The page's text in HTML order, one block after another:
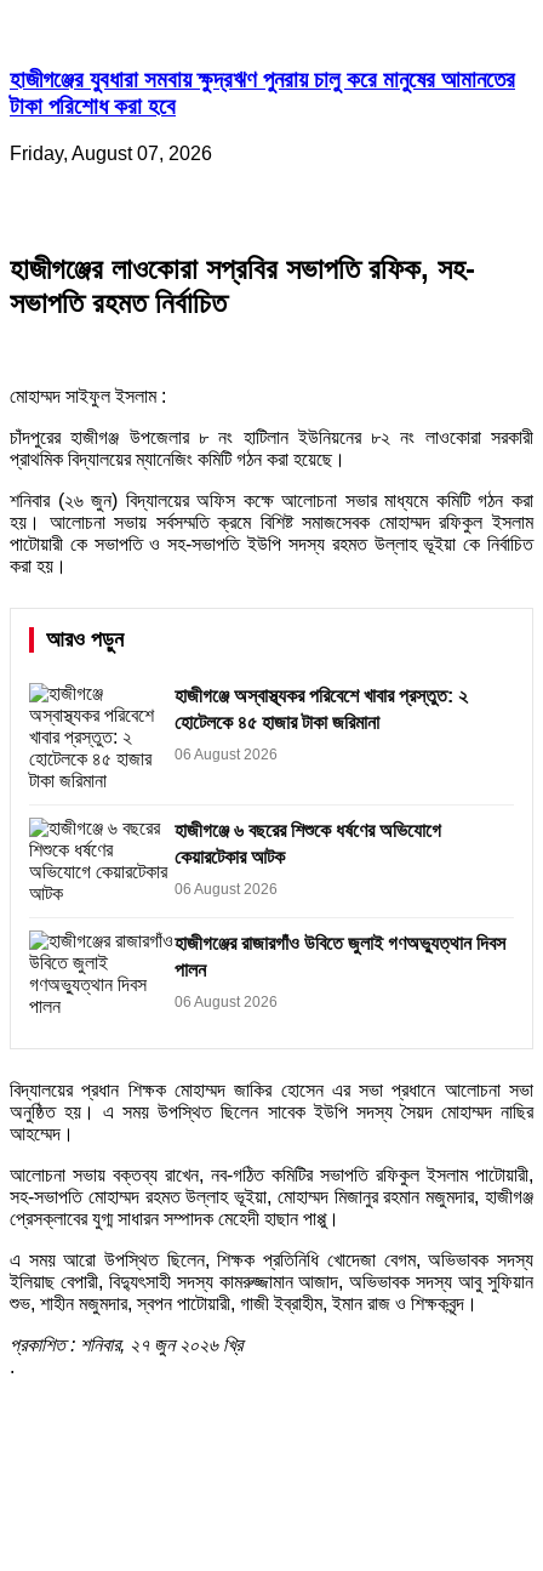
হাজীগঞ্জের যুবধারা সমবায় ক্ষুদ্রঋণ পুনরায় চালু করে মানুষের আমানতের
টাকা পরিশোধ করা হবে
Friday, August 07, 2026
হাজীগঞ্জের লাওকোরা সপ্রবির সভাপতি রফিক, সহ-
সভাপতি রহমত নির্বাচিত
মোহাম্মদ সাইফুল ইসলাম :
চাঁদপুরের হাজীগঞ্জ উপজেলার ৮ নং হাটিলান ইউনিয়নের ৮২ নং লাওকোরা সরকারী
প্রাথমিক বিদ্যালয়ের ম্যানেজিং কমিটি গঠন করা হয়েছে।
শনিবার (২৬ জুন) বিদ্যালয়ের অফিস কক্ষে আলোচনা সভার মাধ্যমে কমিটি গঠন করা
হয়। আলোচনা সভায় সর্বসম্মতি ক্রমে বিশিষ্ট সমাজসেবক মোহাম্মদ রফিকুল ইসলাম
পাটোয়ারী কে সভাপতি ও সহ-সভাপতি ইউপি সদস্য রহমত উল্লাহ ভূইয়া কে নির্বাচিত
করা হয়।
আরও পড়ুন
হাজীগঞ্জে অস্বাস্থ্যকর পরিবেশে খাবার প্রস্তুত: ২
হোটেলকে ৪৫ হাজার টাকা জরিমানা
06 August 2026
হাজীগঞ্জে ৬ বছরের শিশুকে ধর্ষণের অভিযোগে
কেয়ারটেকার আটক
06 August 2026
হাজীগঞ্জের রাজারগাঁও উবিতে জুলাই গণঅভ্যুত্থান দিবস
পালন
06 August 2026
বিদ্যালয়ের প্রধান শিক্ষক মোহাম্মদ জাকির হোসেন এর সভা প্রধানে আলোচনা সভা
অনুষ্ঠিত হয়। এ সময় উপস্থিত ছিলেন সাবেক ইউপি সদস্য সৈয়দ মোহাম্মদ নাছির
আহম্মেদ।
আলোচনা সভায় বক্তব্য রাখেন, নব-গঠিত কমিটির সভাপতি রফিকুল ইসলাম পাটোয়ারী,
সহ-সভাপতি মোহাম্মদ রহমত উল্লাহ ভূইয়া, মোহাম্মদ মিজানুর রহমান মজুমদার, হাজীগঞ্জ
প্রেসক্লাবের যুগ্ম সাধারন সম্পাদক মেহেদী হাছান পাপ্পু।
এ সময় আরো উপস্থিত ছিলেন, শিক্ষক প্রতিনিধি খোদেজা বেগম, অভিভাবক সদস্য
ইলিয়াছ বেপারী, বিদ্যুৎসাহী সদস্য কামরুজ্জামান আজাদ, অভিভাবক সদস্য আবু সুফিয়ান
শুভ, শাহীন মজুমদার, স্বপন পাটোয়ারী, গাজী ইব্রাহীম, ইমান রাজ ও শিক্ষকবৃন্দ।
প্রকাশিত : শনিবার, ২৭ জুন ২০২৬ খ্রি
.